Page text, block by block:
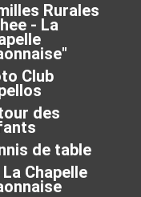
Rurales
- La
Club
des
de table
Chapelle